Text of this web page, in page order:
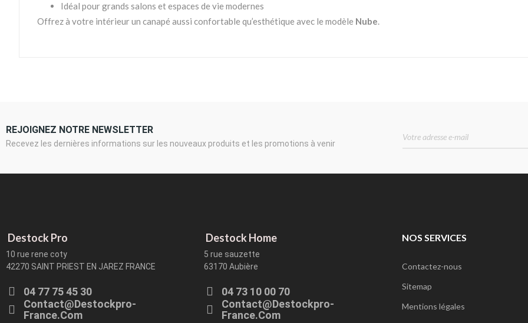
Idéal pour grands salons et espaces de vie modernes
Offrez à votre intérieur un canapé aussi confortable qu’esthétique avec le modèle Nube.
REJOIGNEZ NOTRE NEWSLETTER
Recevez les dernières informations sur les nouveaux produits et les promotions à venir
Destock Pro
10 rue rene coty
42270 SAINT PRIEST EN JAREZ FRANCE
04 77 75 45 30
Contact@destockpro-
France.com
Destock Home
5 rue sauzette
63170 Aubière
04 73 10 00 70
Contact@destockpro-
France.com
NOS SERVICES
Contactez-nous
Sitemap
Mentions légales